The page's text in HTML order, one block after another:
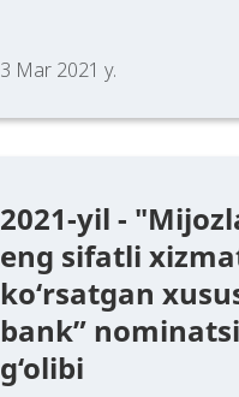
3 Mar 2021 y.
2021-yil -
eng sifatli
ko‘rsatgan
bank”
g‘olibi